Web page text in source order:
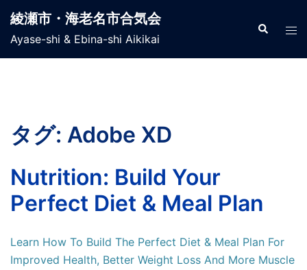
ン
綾瀬市・海老名市合気会
Ayase-shi & Ebina-shi Aikikai
検
索
ト
タグ: Adobe XD
Nutrition: Build Your
Perfect Diet & Meal Plan
Learn How To Build The Perfect Diet & Meal Plan For
Improved Health, Better Weight Loss And More Muscle